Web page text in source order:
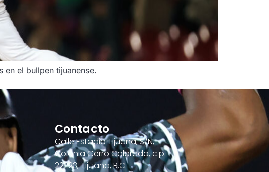
en el bullpen tijuanense.
Contacto
Calle Estadio Tijuana, S/N,
Colonia Cerro Colorado, c.p.
22223, Tijuana, B.C.